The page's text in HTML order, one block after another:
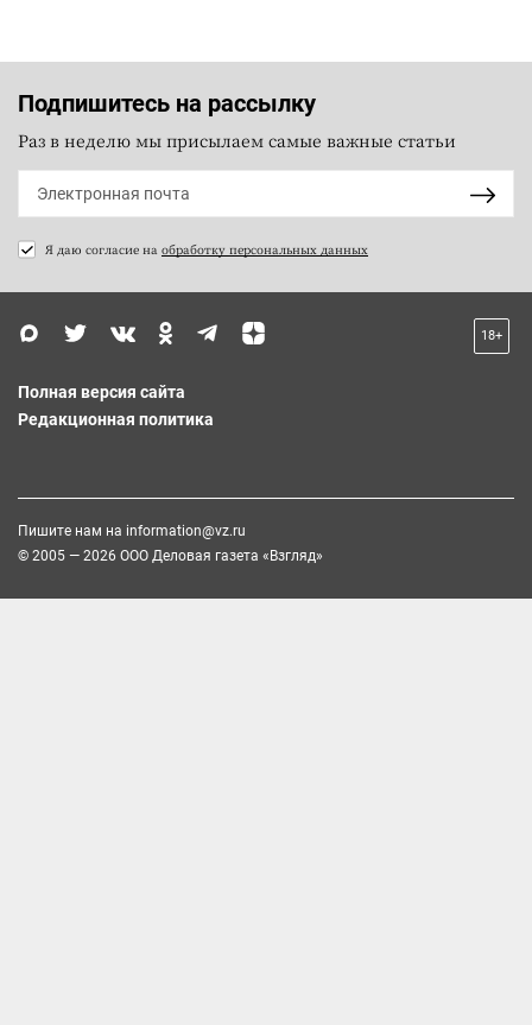
Подпишитесь на рассылку
Раз в неделю мы присылаем самые важные статьи
Я даю согласие на обработку персональных данных
18+
Полная версия сайта
Редакционная политика
Пишите нам на information@vz.ru
© 2005 — 2026 ООО Деловая газета «Взгляд»